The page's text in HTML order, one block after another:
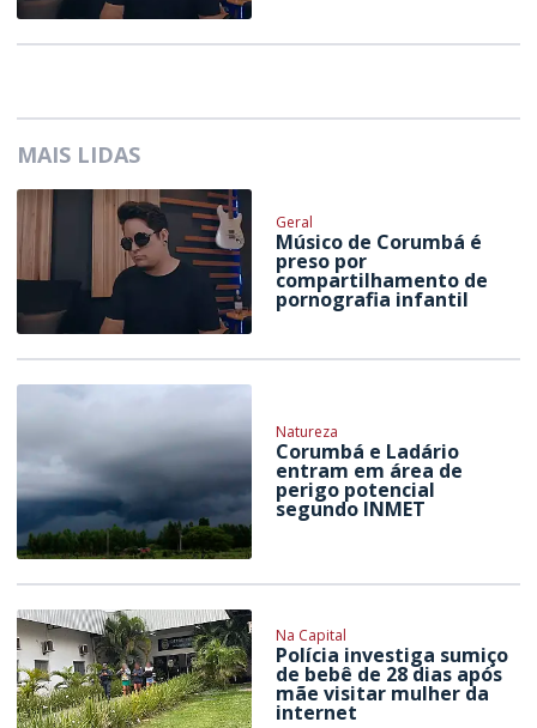
MAIS LIDAS
Geral
Músico de Corumbá é
preso por
compartilhamento de
pornografia infantil
Natureza
Corumbá e Ladário
entram em área de
perigo potencial
segundo INMET
Na Capital
Polícia investiga sumiço
de bebê de 28 dias após
mãe visitar mulher da
internet